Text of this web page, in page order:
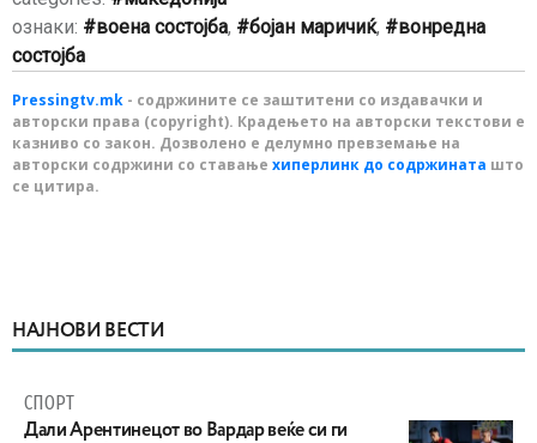
ознаки:
воена состојба, бојан маричиќ,
вонредна
состојба
Pressingtv.mk - содржините се заштитени со издавачки и
авторски права (copyright). Крадењето на авторски текстови е
казниво со закон. Дозволено е делумно превземање на
авторски содржини со ставање хиперлинк до содржината што
се цитира.
НАЈНОВИ ВЕСТИ
СПОРТ
Дали Арентинецот во Вардар веќе си ги